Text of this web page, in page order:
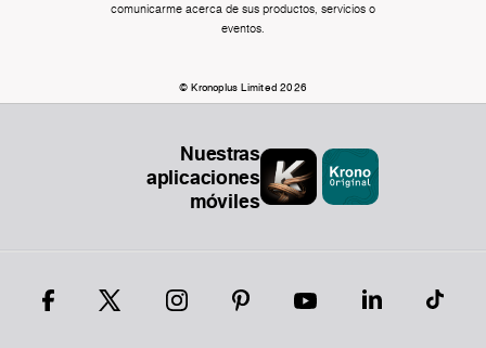
comunicarme acerca de sus productos, servicios o
eventos.
© Kronoplus Limited 2026
Nuestras
aplicaciones
móviles